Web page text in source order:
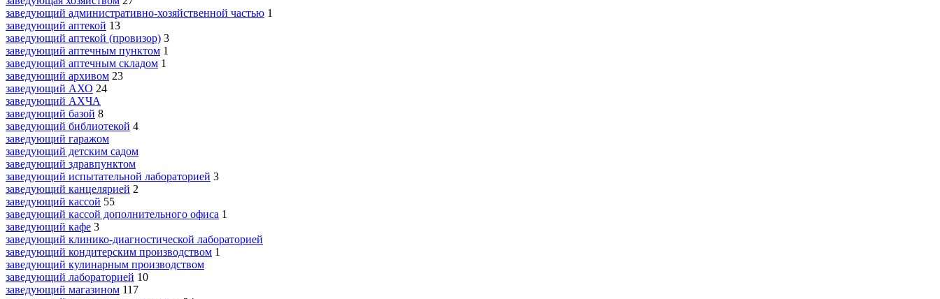
заведующий административно-хозяйственной частью 1
заведующий аптекой 13
заведующий аптекой (провизор) 3
заведующий аптечным пунктом 1
заведующий аптечным складом 1
заведующий архивом 23
заведующий АХО 24
заведующий АХЧА
заведующий базой 8
заведующий библиотекой 4
заведующий гаражом
заведующий детским садом
заведующий здравпунктом
заведующий испытательной лабораторией 3
заведующий канцелярией 2
заведующий кассой 55
заведующий кассой дополнительного офиса 1
заведующий кафе 3
заведующий клинико-диагностической лабораторией
заведующий кондитерским производством 1
заведующий кулинарным производством
заведующий лабораторией 10
заведующий магазином 117